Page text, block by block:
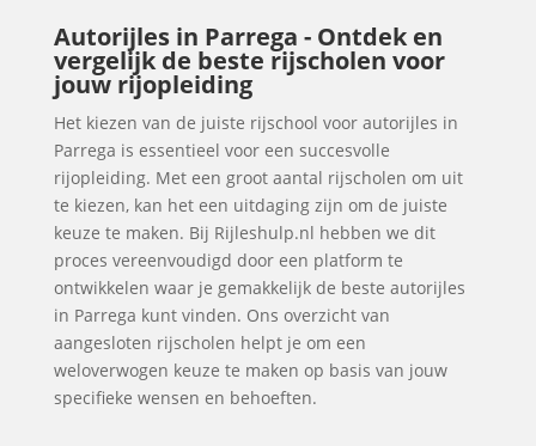
Autorijles in Parrega - Ontdek en
vergelijk de beste rijscholen voor
jouw rijopleiding
Het kiezen van de juiste rijschool voor autorijles in
Parrega is essentieel voor een succesvolle
rijopleiding. Met een groot aantal rijscholen om uit
te kiezen, kan het een uitdaging zijn om de juiste
keuze te maken. Bij Rijleshulp.nl hebben we dit
proces vereenvoudigd door een platform te
ontwikkelen waar je gemakkelijk de beste autorijles
in Parrega kunt vinden. Ons overzicht van
aangesloten rijscholen helpt je om een
weloverwogen keuze te maken op basis van jouw
specifieke wensen en behoeften.